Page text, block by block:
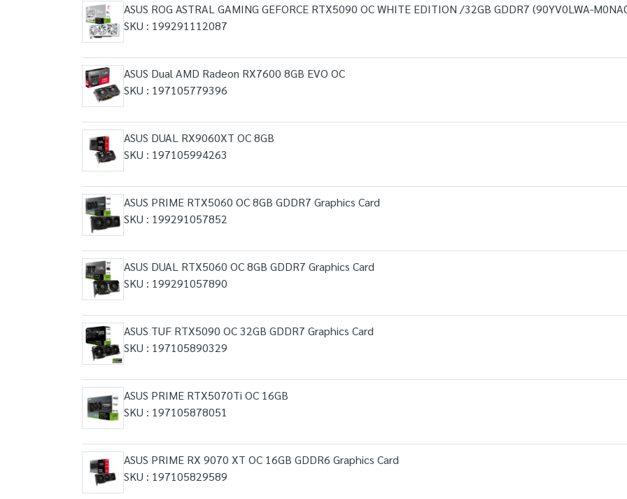
ASUS ROG ASTRAL GAMING GEFORCE RTX5090 OC WHITE EDITION /32GB GDDR7 (90YV0LWA-
SKU : 199291112087
ASUS Dual AMD Radeon RX7600 8GB EVO OC
SKU : 197105779396
ASUS DUAL RX9060XT OC 8GB
SKU : 197105994263
ASUS PRIME RTX5060 OC 8GB GDDR7 Graphics Card
SKU : 199291057852
ASUS DUAL RTX5060 OC 8GB GDDR7 Graphics Card
SKU : 199291057890
ASUS TUF RTX5090 OC 32GB GDDR7 Graphics Card
SKU : 197105890329
ASUS PRIME RTX5070Ti OC 16GB
SKU : 197105878051
ASUS PRIME RX 9070 XT OC 16GB GDDR6 Graphics Card
SKU : 197105829589